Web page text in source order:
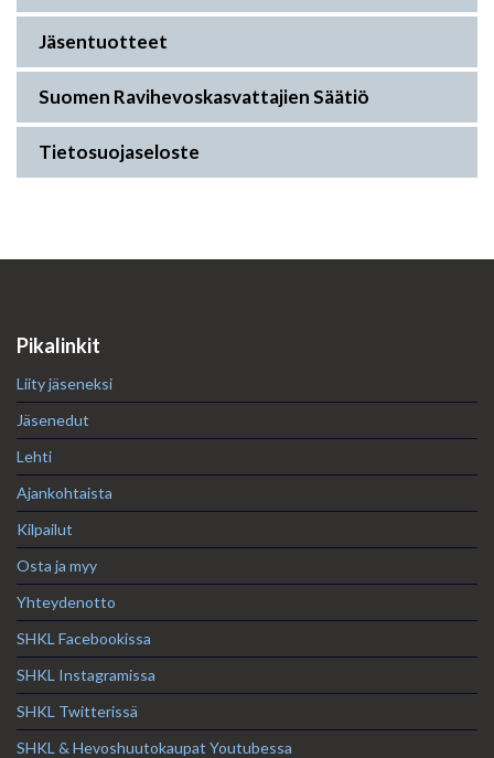
Jäsentuotteet
Suomen Ravihevoskasvattajien Säätiö
Tietosuojaseloste
Pikalinkit
Liity jäseneksi
Jäsenedut
Lehti
Ajankohtaista
Kilpailut
Osta ja myy
Yhteydenotto
SHKL Facebookissa
SHKL Instagramissa
SHKL Twitterissä
SHKL & Hevoshuutokaupat Youtubessa